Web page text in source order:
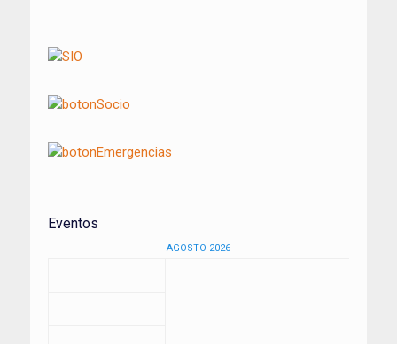
Eventos
AGOSTO 2026